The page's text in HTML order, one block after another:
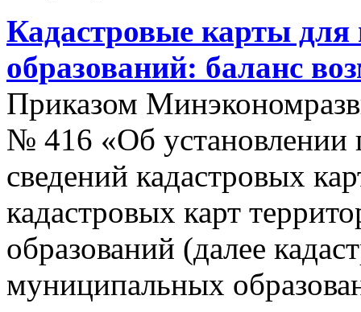
Кадастровые карты
образований: баланс
Приказом
№ 416 «Об установлении
сведений кадастровых
кадастровых карт
образований (далее
муниципальных